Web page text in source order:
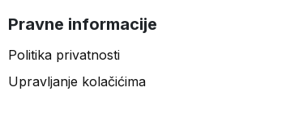
Pravne informacije
Politika privatnosti
Upravljanje kolačićima